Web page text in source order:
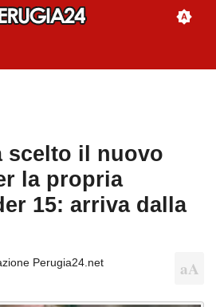
scelto il nuovo
la propria
15: arriva dalla
Perugia24.net